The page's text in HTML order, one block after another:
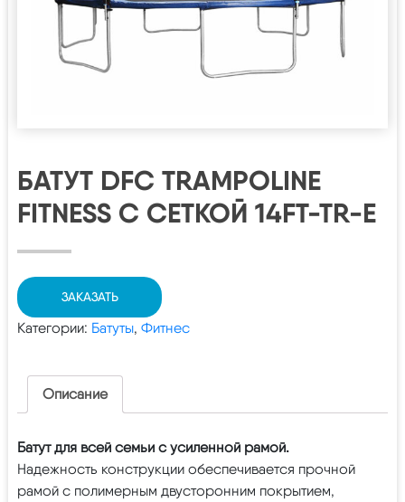
БАТУТ DFC TRAMPOLINE
FITNESS С СЕТКОЙ 14FT-TR-E
ЗАКАЗАТЬ
Категории: Батуты, Фитнес
Описание
Батут для всей семьи с усиленной рамой.
Надежность конструкции обеспечивается прочной
рамой с полимерным двусторонним покрытием,